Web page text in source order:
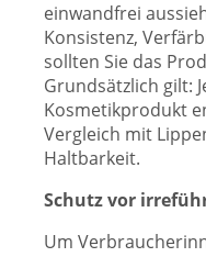
einwandfrei
Konsistenz,
sollten Sie das
Grundsätzlich gilt:
Kosmetikprodukt
Vergleich mit
Haltbarkeit.
Schutz vor
Um